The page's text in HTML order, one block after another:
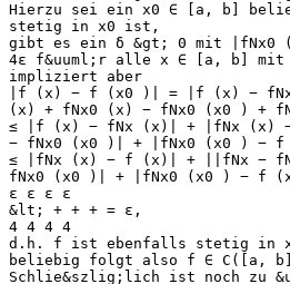
Hierzu sei ein x0 ∈ [a, b]
stetig in x0 ist,
gibt es ein δ &gt; 0 mit |fNx0
4ε f&uuml;r alle x ∈ [a, b]
impliziert aber
|f (x) − f (x0 )| = |f (x) − fNx
(x) + fNx0 (x) − fNx0 (x0 ) +
≤ |f (x) − fNx (x)| + |fNx (x)
− fNx0 (x0 )| + |fNx0 (x0 ) − f
≤ |fNx (x) − f (x)| + ||fNx −
fNx0 (x0 )| + |fNx0 (x0 ) − f
ε ε ε ε
&lt; + + + = ε,
4 4 4 4
d.h. f ist ebenfalls stetig in
beliebig folgt also f ∈ C([a,
Schlie&szlig;lich ist noch zu